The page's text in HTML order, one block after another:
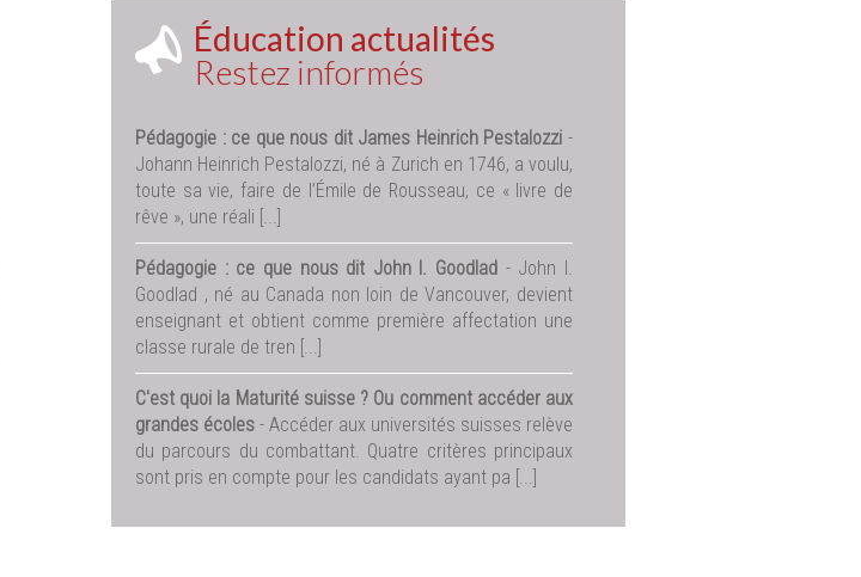
Éducation actualités
Restez informés
Pédagogie : ce que nous dit James Heinrich Pestalozzi -
Johann Heinrich Pestalozzi, né à Zurich en 1746, a voulu,
toute sa vie, faire de l’Émile de Rousseau, ce « livre de
rêve », une réali [...]
Pédagogie : ce que nous dit John I. Goodlad - John I.
Goodlad , né au Canada non loin de Vancouver, devient
enseignant et obtient comme première affectation une
classe rurale de tren [...]
C'est quoi la Maturité suisse ? Ou comment accéder aux
grandes écoles - Accéder aux universités suisses relève
du parcours du combattant. Quatre critères principaux
sont pris en compte pour les candidats ayant pa [...]